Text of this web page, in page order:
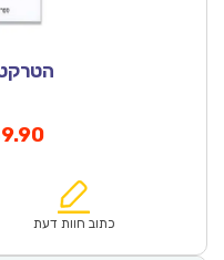
₪57.00.
המחיר
הוא:
כתוב חוות דעת